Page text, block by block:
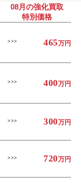
08月の強化買取
特別価格
465万円
400万円
300万円
720万円